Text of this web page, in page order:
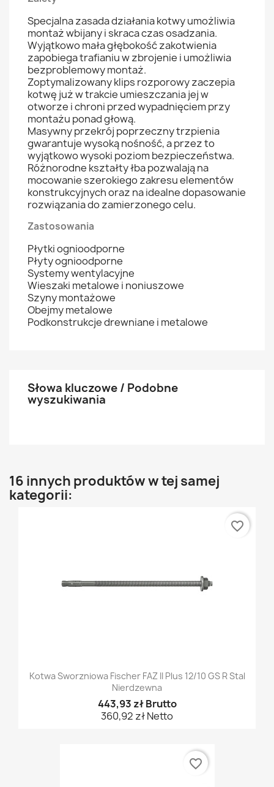
Specjalna zasada działania kotwy umożliwia
montaż wbijany i skraca czas osadzania.
Wyjątkowo mała głębokość zakotwienia
zapobiega trafianiu w zbrojenie i umożliwia
bezproblemowy montaż.
Zoptymalizowany klips rozporowy zaczepia
kotwę już w trakcie umieszczania jej w
otworze i chroni przed wypadnięciem przy
montażu ponad głową.
Masywny przekrój poprzeczny trzpienia
gwarantuje wysoką nośność, a przez to
wyjątkowo wysoki poziom bezpieczeństwa.
Różnorodne kształty łba pozwalają na
mocowanie szerokiego zakresu elementów
konstrukcyjnych oraz na idealne dopasowanie
rozwiązania do zamierzonego celu.
Zastosowania
Płytki ognioodporne
Płyty ognioodporne
Systemy wentylacyjne
Wieszaki metalowe i noniuszowe
Szyny montażowe
Obejmy metalowe
Podkonstrukcje drewniane i metalowe
Słowa kluczowe / Podobne
wyszukiwania
16 innych produktów w tej samej
kategorii:
Kotwa Sworzniowa Fischer FAZ II Plus 12/10 GS R Stal
Nierdzewna
443,93 zł Brutto
360,92 zł Netto
favorite_border
favorite_border